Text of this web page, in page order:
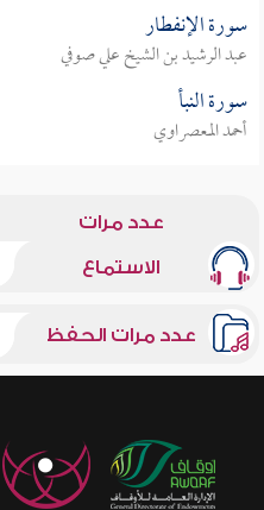
سورة الإنفطار
عبد الرشيد بن الشيخ علي صوفي
سورة النبأ
أحمد المعصراوي
عدد مرات
الاستماع
عدد مرات الحفظ